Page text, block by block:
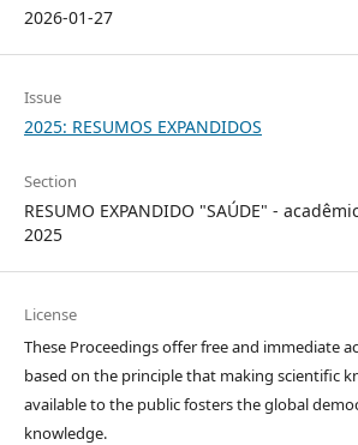
2026-01-27
Issue
2025: RESUMOS EXPANDIDOS
Section
RESUMO EXPANDIDO "SAÚDE" -
2025
License
These Proceedings offer free and immediate
based on the principle that making scientific
available to the public fosters the global
knowledge.